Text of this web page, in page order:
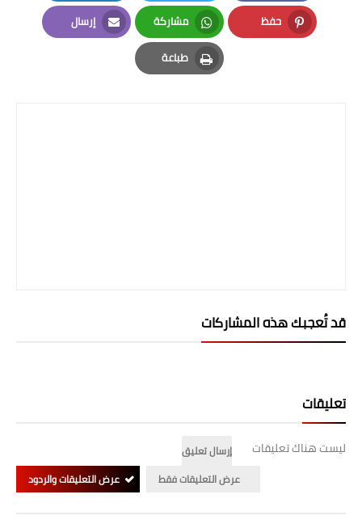
المرحلة الاعدادية
ملازم دراسية
الجامعات
Facebook
Twitter
LinkedIn
حفظ
Pinterest
مشاركة
Whatsapp
إرسال
Email
طباعة
Print
قد تُعجبك هذه المشاركات
تعليقات
ليست هناك تعليقات
إرسال تعليق
عرض التعليقات فقط
عرض التعليقات والردود